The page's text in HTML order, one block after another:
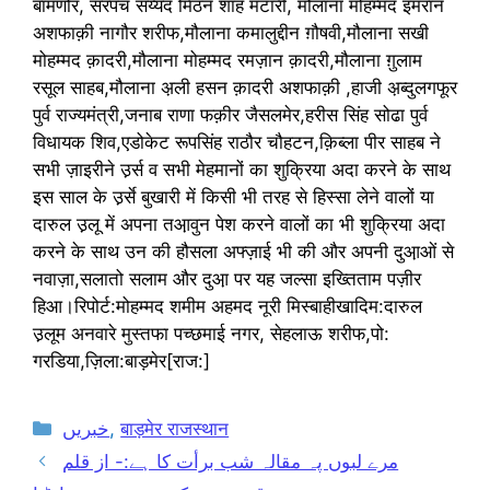
बामणोर, सरपंच सय्यद मिठन शाह मटारी, मौलाना मोहम्मद इमरान
अशफाक़ी नागौर शरीफ,मौलाना कमालुद्दीन ग़ौषवी,मौलाना सखी
मोहम्मद क़ादरी,मौलाना मोहम्मद रमज़ान क़ादरी,मौलाना ग़ुलाम
रसूल साहब,मौलाना अ़ली हसन क़ादरी अशफाक़ी ,हाजी अ़ब्दुलगफूर
पुर्व राज्यमंत्री,जनाब राणा फक़ीर जैसलमेर,हरीस सिंह सोढा पुर्व
विधायक शिव,एडोकेट रूपसिंह राठौर चौहटन,क़िब्ला पीर साहब ने
सभी ज़ाइरीने उ़र्स व सभी मेहमानों का शुक्रिया अदा करने के साथ
इस साल के उ़र्से बुखारी में किसी भी तरह से हिस्सा लेने वालों या
दारुल उ़लू में अपना तआ़वुन पेश करने वालों का भी शुक्रिया अदा
करने के साथ उन की हौसला अफ्ज़ाई भी की और अपनी दुआ़ओं से
नवाज़ा,सलातो सलाम और दुआ़ पर यह जल्सा इख्तिताम पज़ीर
हिआ।रिपोर्ट:मोहम्मद शमीम अहमद नूरी मिस्बाहीखादिम:दारुल
उ़लूम अनवारे मुस्तफा पच्छमाई नगर, सेहलाऊ शरीफ,पो:
गरडिया,ज़िला:बाड़मेर[राज:]
Categories
خبریں,बाड़मेर राजस्थान
مرے لبوں پہ مقالہ شب برأت کا ہے:- از قلم